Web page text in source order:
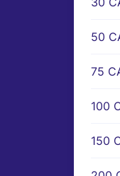
50
75
100
150